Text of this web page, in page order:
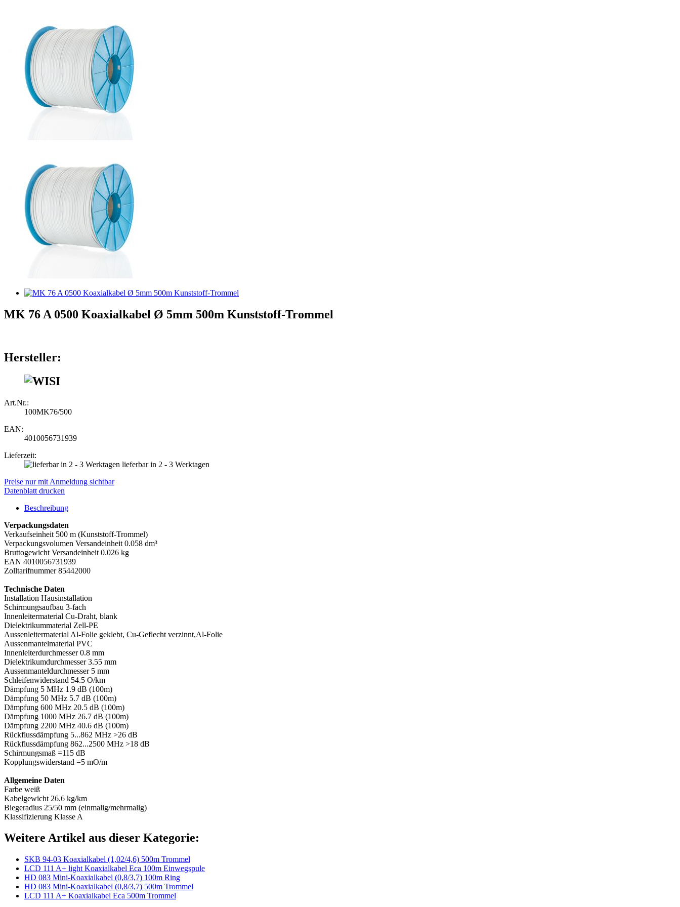
MK 76 A 0500 Koaxialkabel Ø 5mm 500m Kunststoff-Trommel
Hersteller:
Art.Nr.:
100MK76/500
EAN:
4010056731939
Lieferzeit:
lieferbar in 2 - 3 Werktagen
Preise nur mit Anmeldung sichtbar
Datenblatt drucken
Beschreibung
Verpackungsdaten
Verkaufseinheit 500 m (Kunststoff-Trommel)
Verpackungsvolumen Versandeinheit 0.058 dm³
Bruttogewicht Versandeinheit 0.026 kg
EAN 4010056731939
Zolltarifnummer 85442000
Technische Daten
Installation Hausinstallation
Schirmungsaufbau 3-fach
Innenleitermaterial Cu-Draht, blank
Dielektrikummaterial Zell-PE
Aussenleitermaterial Al-Folie geklebt, Cu-Geflecht verzinnt,Al-Folie
Aussenmantelmaterial PVC
Innenleiterdurchmesser 0.8 mm
Dielektrikumdurchmesser 3.55 mm
Aussenmanteldurchmesser 5 mm
Schleifenwiderstand 54.5 O/km
Dämpfung 5 MHz 1.9 dB (100m)
Dämpfung 50 MHz 5.7 dB (100m)
Dämpfung 600 MHz 20.5 dB (100m)
Dämpfung 1000 MHz 26.7 dB (100m)
Dämpfung 2200 MHz 40.6 dB (100m)
Rückflussdämpfung 5...862 MHz >26 dB
Rückflussdämpfung 862...2500 MHz >18 dB
Schirmungsmaß =115 dB
Kopplungswiderstand =5 mO/m
Allgemeine Daten
Farbe weiß
Kabelgewicht 26.6 kg/km
Biegeradius 25/50 mm (einmalig/mehrmalig)
Klassifizierung Klasse A
Weitere Artikel aus dieser Kategorie:
SKB 94-03 Koaxialkabel (1,02/4,6) 500m Trommel
LCD 111 A+ light Koaxialkabel Eca 100m Einwegspule
HD 083 Mini-Koaxialkabel (0,8/3,7) 100m Ring
HD 083 Mini-Koaxialkabel (0,8/3,7) 500m Trommel
LCD 111 A+ Koaxialkabel Eca 500m Trommel